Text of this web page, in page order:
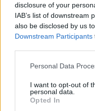
disclosure of your
IAB’s list of downstream
also be disclosed by us
Downstream Participants
Please note that this
not limited to your visit
grant or deny consent to
use your data for below
Personal Data
I want to opt-out of
personal data.
Opted In
A demokrácia
NavraLászló 2014. december
során a
hatalommegosztást
nevezte, amit Európa
vett át. Erre itt nem